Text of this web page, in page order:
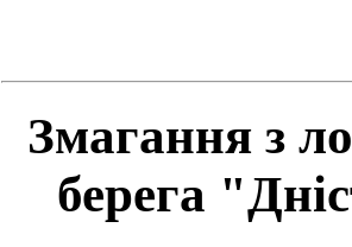
Змагання з
берега